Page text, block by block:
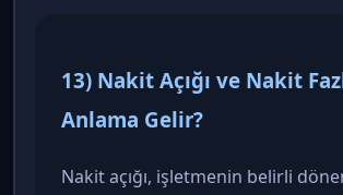
13) Nakit Açığı ve Nakit
Anlama Gelir?
Nakit açığı, işletmenin belirli